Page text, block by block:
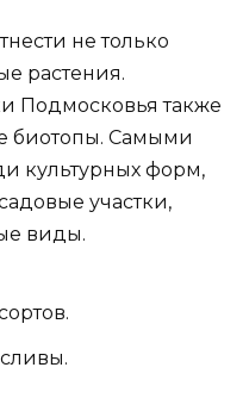
не только
растения.
Подмосковья также
биотопы. Самыми
культурных форм,
участки,
виды.